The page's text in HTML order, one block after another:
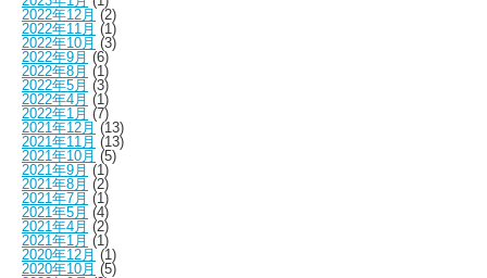
2022年12月 (2)
2022年11月 (1)
2022年10月 (3)
2022年9月 (6)
2022年8月 (1)
2022年5月 (3)
2022年4月 (1)
2022年1月 (7)
2021年12月 (13)
2021年11月 (13)
2021年10月 (5)
2021年9月 (1)
2021年8月 (2)
2021年7月 (1)
2021年5月 (4)
2021年4月 (2)
2021年1月 (1)
2020年12月 (1)
2020年10月 (5)